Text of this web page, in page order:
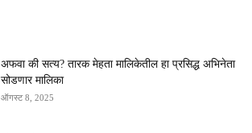
अफवा की सत्य? तारक मेहता मालिकेतील हा प्रसिद्ध अभिनेता
सोडणार मालिका
ऑगस्ट 8, 2025